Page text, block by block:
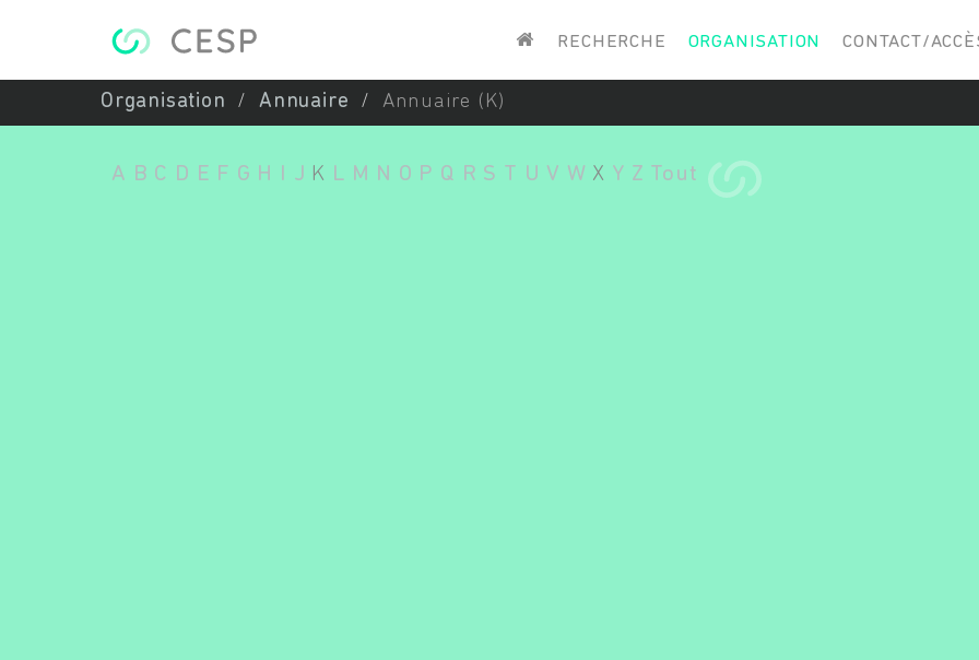
RECHERCHE ORGANISATION CONTACT/
Organisation Annuaire Annuaire (K)
A B C D E F G H J K L M N O P Q R S T U V W X Y Z Tout